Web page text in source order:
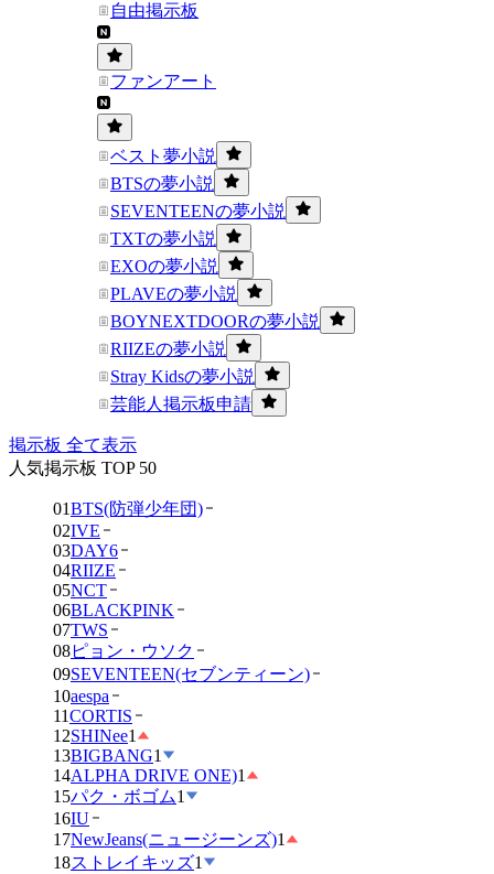
自由掲示板
ファンアート
ベスト夢小説
BTSの夢小説
SEVENTEENの夢小説
TXTの夢小説
EXOの夢小説
PLAVEの夢小説
BOYNEXTDOORの夢小説
RIIZEの夢小説
Stray Kidsの夢小説
芸能人掲示板申請
掲示板 全て表示
人気掲示板 TOP 50
01BTS(防弾少年団)
02IVE
03DAY6
04RIIZE
05NCT
06BLACKPINK
07TWS
08ピョン・ウソク
09SEVENTEEN(セブンティーン)
10aespa
11CORTIS
12SHINee1
13BIGBANG1
14ALPHA DRIVE ONE)1
15パク・ボゴム1
16IU
17NewJeans(ニュージーンズ)1
18ストレイキッズ1